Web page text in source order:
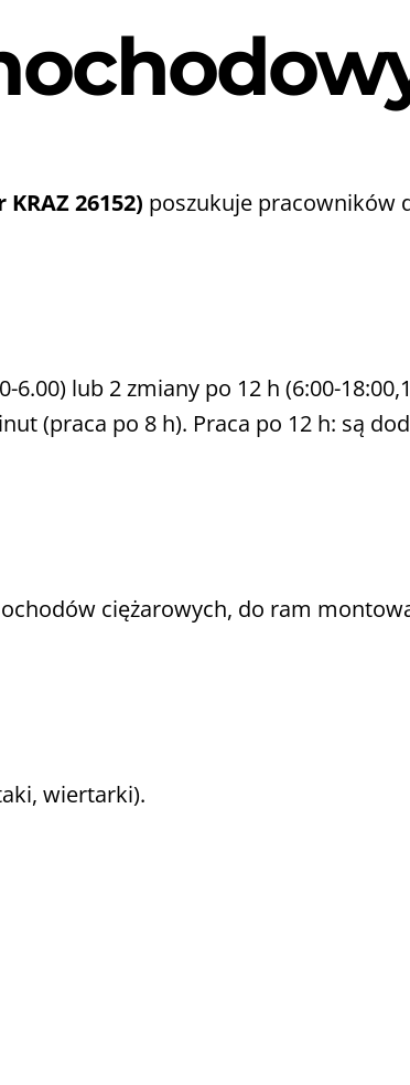
KRAZ 26152) poszukuje pracowników
lub 2 zmiany po 12 h (6:00-
(praca po 8 h). Praca po 12 h: są
ciężarowych, do ram
wiertarki).